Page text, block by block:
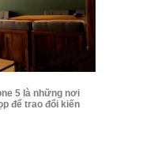
5 là những nơi
để trao đổi kiến